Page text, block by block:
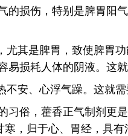
损伤，特别是脾胃
其是脾胃，致使脾胃
损耗人体的阴液。这
安、心浮气躁。这就
俗，藿香正气制剂
，归于心、胃经，具